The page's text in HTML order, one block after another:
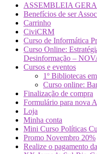
ASSEMBLEIA
Benefícios de ser
Carrinho
CiviCRM
Curso de Informática
Curso Online:
Desinformação –
Cursos e eventos
1º Bibliotecas
Curso online:
Finalização de compra
Formulário para nova
Loja
Minha conta
Mini Curso Políticas
Promo Novembro 20%
Realize o pagamento